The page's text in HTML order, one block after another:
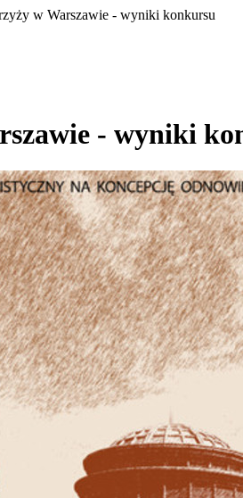
w Warszawie - wyniki konkursu
- wyniki